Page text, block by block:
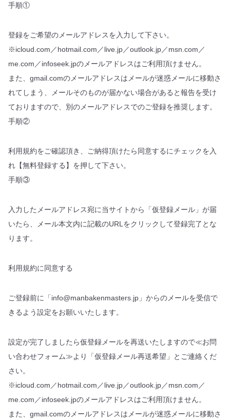
手順①
登録をご希望のメールアドレスを入力して下さい。
※icloud.com／hotmail.com／live.jp／outlook.jp／msn.com／
me.com／infoseek.jpのメールアドレスはご利用頂けません。
また、gmail.comのメールアドレスはメールが迷惑メールに移動さ
れてしまう、メールそのものが届かない場合があると報告を受け
ておりますので、別のメールアドレスでのご登録を推奨します。
手順②
利用規約をご確認頂き、ご納得頂けたら同意するにチェックを入
れ【無料登録する】を押して下さい。
手順③
入力したメールアドレス宛に当サイトから「仮登録メール」が届
いたら、メール本文内に記載のURLをクリックして登録完了とな
ります。
利用規約に同意する
ご登録前に「info@manbakenmasters.jp」からのメールを受信で
きるよう設定をお願いいたします。
設定が完了しましたら仮登録メールを再送いたしますので≪お問
い合わせフォーム≫より「仮登録メール再送希望」とご連絡くだ
さい。
※icloud.com／hotmail.com／live.jp／outlook.jp／msn.com／
me.com／infoseek.jpのメールアドレスはご利用頂けません。
また、gmail.comのメールアドレスはメールが迷惑メールに移動さ